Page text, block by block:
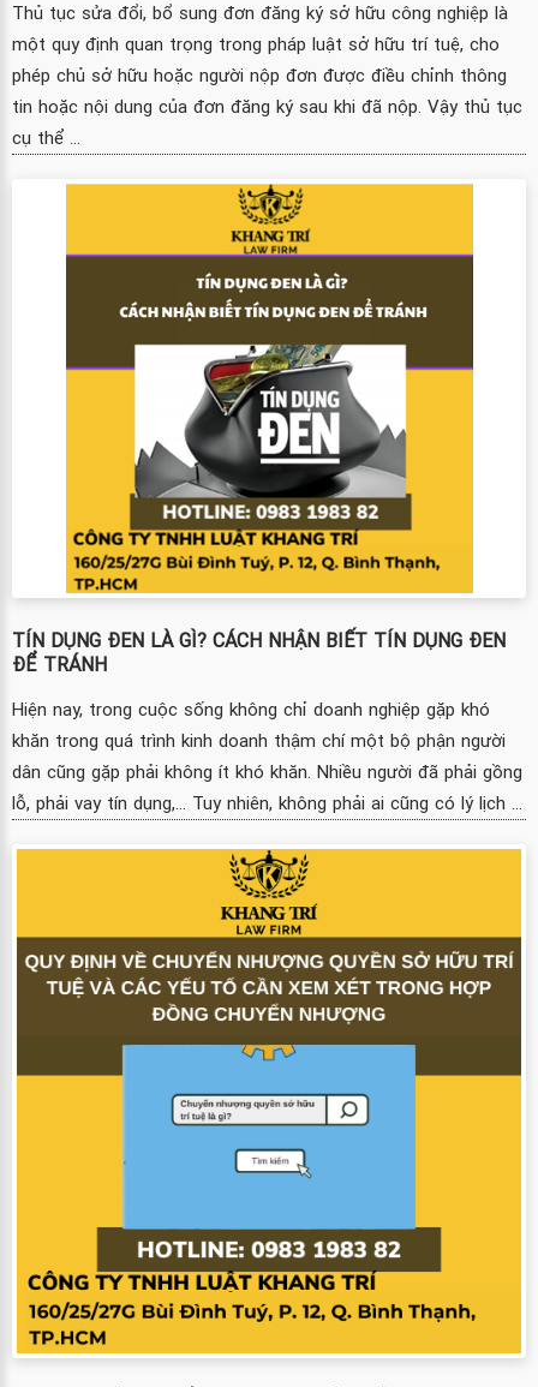
Thủ tục sửa đổi, bổ sung đơn đăng ký sở hữu công nghiệp là
một quy định quan trọng trong pháp luật sở hữu trí tuệ, cho
phép chủ sở hữu hoặc người nộp đơn được điều chỉnh thông
tin hoặc nội dung của đơn đăng ký sau khi đã nộp. Vậy thủ tục
cụ thể ...
TÍN DỤNG ĐEN LÀ GÌ? CÁCH NHẬN BIẾT TÍN DỤNG ĐEN
ĐỂ TRÁNH
Hiện nay, trong cuộc sống không chỉ doanh nghiệp gặp khó
khăn trong quá trình kinh doanh thậm chí một bộ phận người
dân cũng gặp phải không ít khó khăn. Nhiều người đã phải gồng
lỗ, phải vay tín dụng,... Tuy nhiên, không phải ai cũng có lý lịch ...